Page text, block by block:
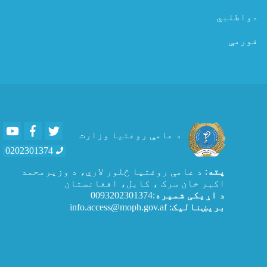
دواطلبي
فورمې
د عامې روغتیا وزارت
YoutubeFacebook
0202301374
پته : د عامې روغتيا څلور لارې، د وزیرمحمد
اکبر خان سرک ، کابل، افغانستان
د اړیکی شمیره :0093202301374
بریښنالیک: info.access@moph.gov.af